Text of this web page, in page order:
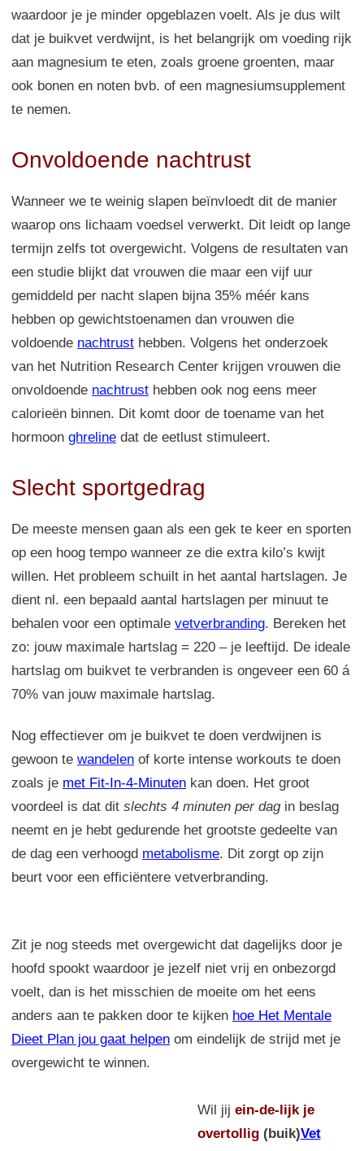
waardoor je je minder opgeblazen voelt. Als je dus wilt
dat je buikvet verdwijnt, is het belangrijk om voeding rijk
aan magnesium te eten, zoals groene groenten, maar
ook bonen en noten bvb. of een magnesiumsupplement
te nemen.
Onvoldoende nachtrust
Wanneer we te weinig slapen beïnvloedt dit de manier
waarop ons lichaam voedsel verwerkt. Dit leidt op lange
termijn zelfs tot overgewicht. Volgens de resultaten van
een studie blijkt dat vrouwen die maar een vijf uur
gemiddeld per nacht slapen bijna 35% méér kans
hebben op gewichtstoenamen dan vrouwen die
voldoende nachtrust hebben. Volgens het onderzoek
van het Nutrition Research Center krijgen vrouwen die
onvoldoende nachtrust hebben ook nog eens meer
calorieën binnen. Dit komt door de toename van het
hormoon ghreline dat de eetlust stimuleert.
Slecht sportgedrag
De meeste mensen gaan als een gek te keer en sporten
op een hoog tempo wanneer ze die extra kilo’s kwijt
willen. Het probleem schuilt in het aantal hartslagen. Je
dient nl. een bepaald aantal hartslagen per minuut te
behalen voor een optimale vetverbranding. Bereken het
zo: jouw maximale hartslag = 220 – je leeftijd. De ideale
hartslag om buikvet te verbranden is ongeveer een 60 á
70% van jouw maximale hartslag.
Nog effectiever om je buikvet te doen verdwijnen is
gewoon te wandelen of korte intense workouts te doen
zoals je met Fit-In-4-Minuten kan doen. Het groot
voordeel is dat dit slechts 4 minuten per dagin beslag
neemt en je hebt gedurende het grootste gedeelte van
de dag een verhoogd metabolisme. Dit zorgt op zijn
beurt voor een efficiëntere vetverbranding.
Zit je nog steeds met overgewicht dat dagelijks door je
hoofd spookt waardoor je jezelf niet vrij en onbezorgd
voelt, dan is het misschien de moeite om het eens
anders aan te pakken door te kijken hoe Het Mentale
Dieet Plan jou gaat helpen om eindelijk de strijd met je
overgewicht te winnen.
Wil jij ein-de-lijk je
overtollig(buik)Vet